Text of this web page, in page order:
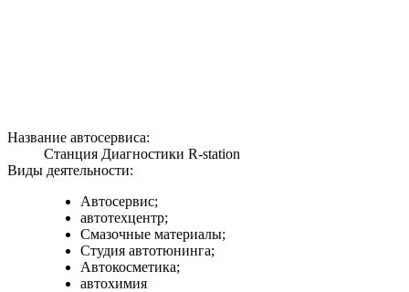
Название автосервиса:
Станция Диагностики R-station
Виды деятельности:
Автосервис;
автотехцентр;
Смазочные материалы;
Студия автотюнинга;
Автокосметика;
автохимия